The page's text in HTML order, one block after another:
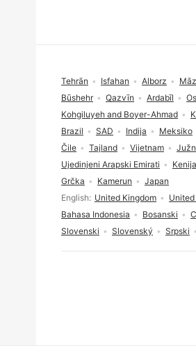
Odabir jezika
English United Kingdom
Bahasa Indonesia
Bosanski
Slovenski
Slovenský Srpski
Brazil SAD Indija Meksiko
Čile
Tajland Vijetnam
Ujedinjeni Arapski Emirati
Kenija
Grčka
Kamerun Japan
Tehrān Isfahan Alborz
Būshehr
Qazvīn Ardabīl
Kohgiluyeh and Boyer-Ahmad